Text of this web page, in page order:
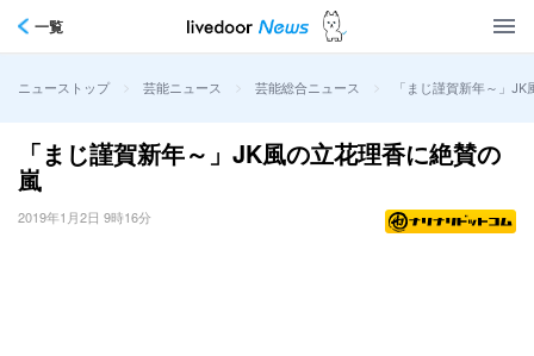
一覧
ニューストップ > 芸能ニュース > 芸能総合ニュース > 「まじ謹賀新年～」
「まじ謹賀新年～」JK風の立花理香に絶賛の
嵐
2019年1月2日 9時16分